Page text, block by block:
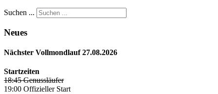
Suchen ...
Neues
Nächster Vollmondlauf 27.08.2026
Startzeiten
18:45 Genussläufer
19:00 Offizieller Start